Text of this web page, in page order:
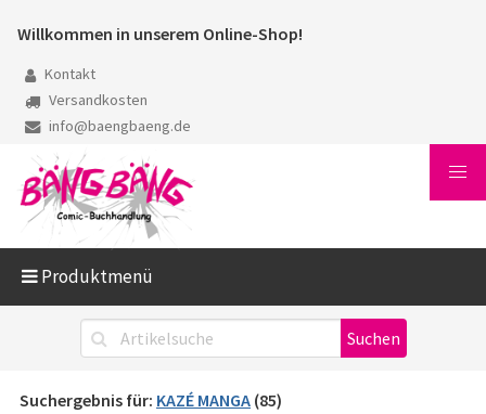
Willkommen in unserem Online-Shop!
Kontakt
Versandkosten
info@baengbaeng.de
Produktmenü
Suchergebnis für: KAZÉ MANGA (85)